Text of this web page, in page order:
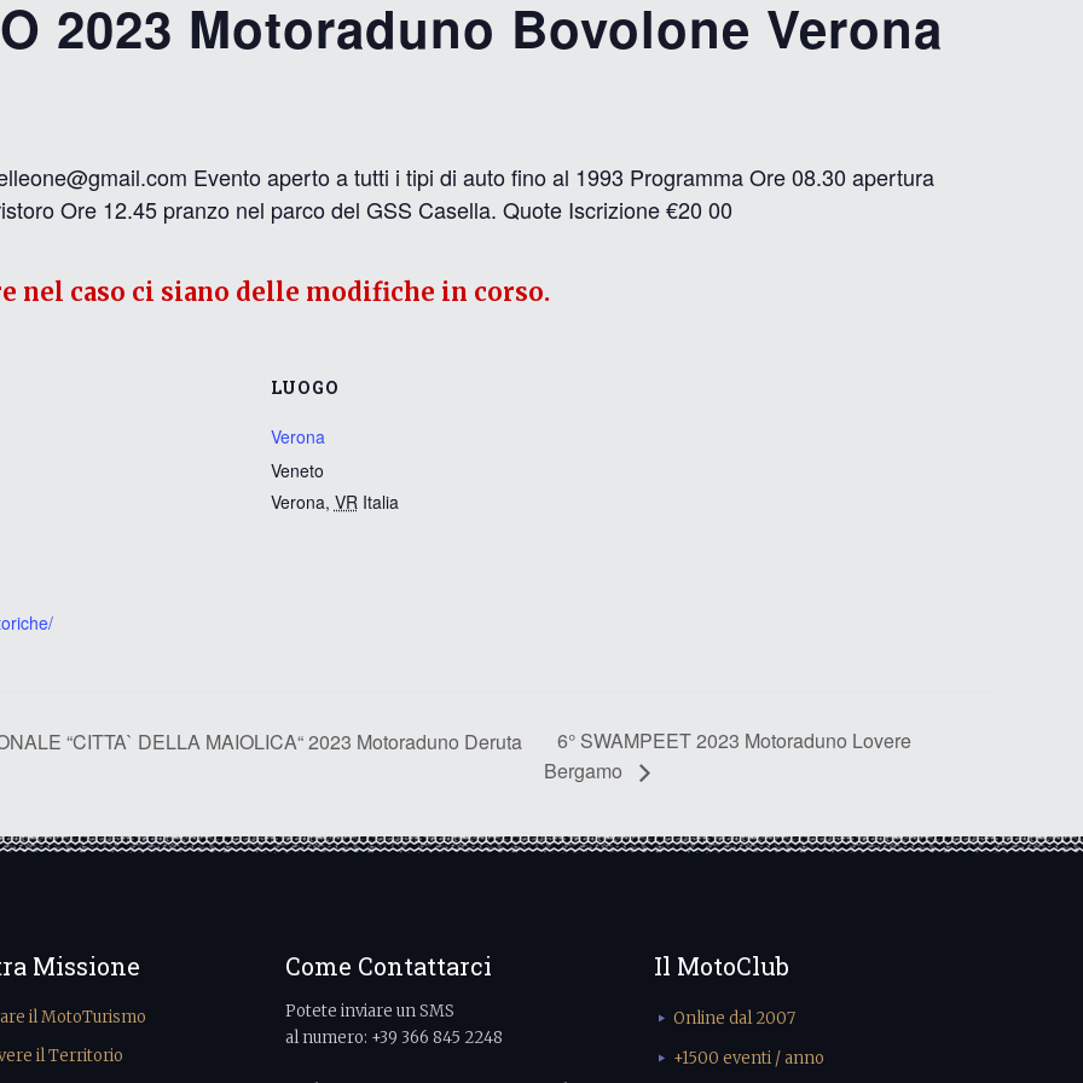
2023 Motoraduno Bovolone Verona
Evento aperto a tutti i tipi di auto fino al 1993 Programma Ore 08.30 apertura
Ore 12.45 pranzo nel parco del GSS Casella. Quote Iscrizione €20 00
LUOGO
Verona
Veneto
Verona, VR Italia
nel caso ci siano delle modifiche in corso.
“CITTA` DELLA MAIOLICA“ 2023 Motoraduno Deruta
6° SWAMPEET 2023 Motoraduno Lovere
Bergamo
Missione
il MotoTurismo
il Territorio
Come Contattarci
Potete inviare un SMS
al numero: +39 366 845 2248
Il MotoClub
Online dal 2007
+1500 eventi / anno